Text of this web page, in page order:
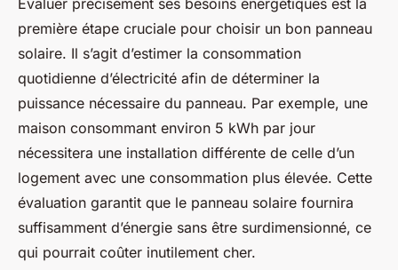
Évaluer précisément ses besoins énergétiques est la
première étape cruciale pour choisir un bon panneau
solaire. Il s’agit d’estimer la consommation
quotidienne d’électricité afin de déterminer la
puissance nécessaire du panneau. Par exemple, une
maison consommant environ 5 kWh par jour
nécessitera une installation différente de celle d’un
logement avec une consommation plus élevée. Cette
évaluation garantit que le panneau solaire fournira
suffisamment d’énergie sans être surdimensionné, ce
qui pourrait coûter inutilement cher.